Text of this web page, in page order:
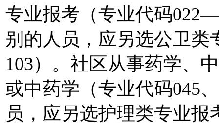
专业报考（专业代码
别的人员，应另选公卫
103）。社区从事药学、
或中药学（专业代码045
员，应另选护理类专业